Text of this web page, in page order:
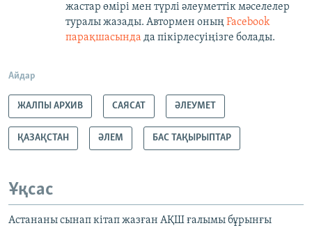
жастар өмірі мен түрлі әлеуметтік мәселелер
туралы жазады. Автормен оныңFacebook
парақшасында да пікірлесуіңізге болады.
Айдар
ЖАЛПЫ АРХИВ САЯСАТ ӘЛЕУМЕТ
ҚАЗАҚСТАН ӘЛЕМ БАС ТАҚЫРЫПТАР
Ұқсас
Астананы сынап кітап жазған АҚШ ғалымы бұрынғы